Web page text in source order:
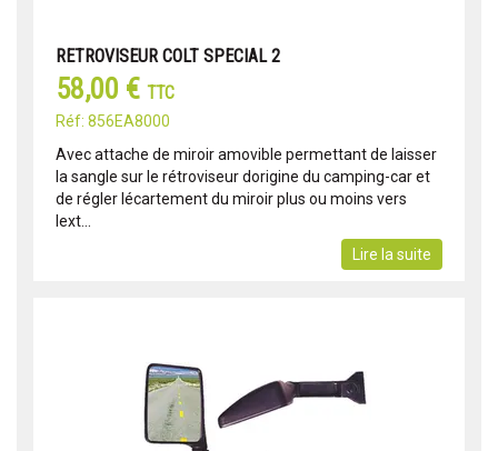
RETROVISEUR COLT SPECIAL 2
58,00 € TTC
Réf: 856EA8000
Avec attache de miroir amovible permettant de laisser
la sangle sur le rétroviseur dorigine du camping-car et
de régler lécartement du miroir plus ou moins vers
lext...
Lire la suite